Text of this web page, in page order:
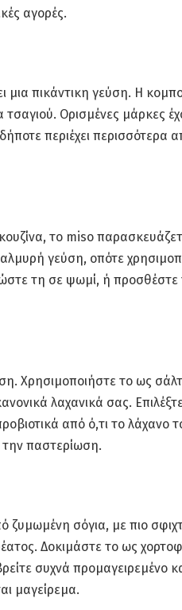
αγορές.
πικάντικη γεύση. Η
Ορισμένες μάρκες
περιέχει
το miso
γεύση, οπότε
τη σε ψωμί, ή προσθέστε
Χρησιμοποιήστε το ως
λαχανικά σας.
από ό,τι το λάχανο
παστερίωση.
ζυμωμένη σόγια, με πιο
Δοκιμάστε το ως
συχνά προμαγειρεμένο
μαγείρεμα.